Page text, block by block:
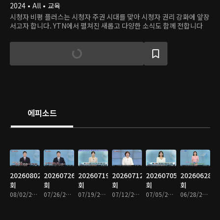
2024 • All • 교육
시청자 비평 플러스는 시청자 주권 시대를 맞아 시청자 권리 강화에 앞장
서고자 합니다. YTN에서 펼쳐진 새롭고 다양한 소식도 함께 전합니다
에피소드
20260802
회
08/02/2026 • 31분
20260726
회
07/26/2026 • 31분
20260719
회
07/19/2026 • 31분
20260712
회
07/12/2026 • 31분
20260705
회
07/05/2026 • 31분
20260628
회
06/28/2026 • 31분